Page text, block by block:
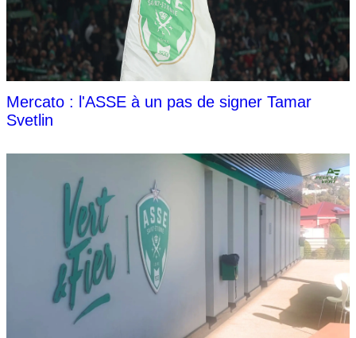
Mercato : l'ASSE à un pas de signer Tamar
Svetlin